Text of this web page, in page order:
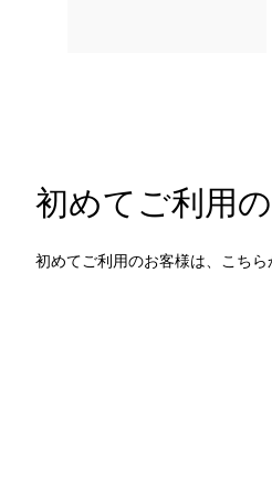
初めてご利用
初めてご利用のお客様は、こちら